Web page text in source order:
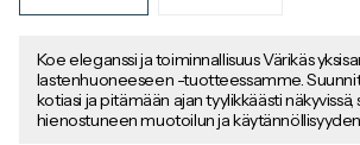
Koe eleganssi ja toiminnallisuus Värikäs
lastenhuoneeseen -tuotteessamme.
kotiasi ja pitämään ajan tyylikkäästi näkyvissä,
hienostuneen muotoilun ja